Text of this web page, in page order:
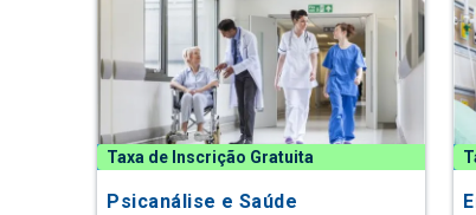
Taxa de Inscrição Gratuita
Psicanálise e Saúde